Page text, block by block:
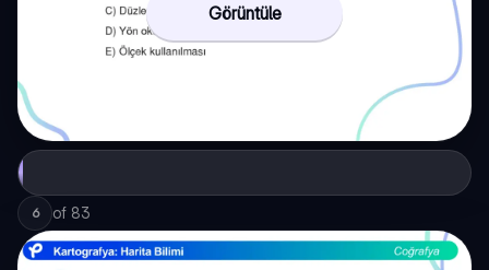
Görüntüle
6 of 83